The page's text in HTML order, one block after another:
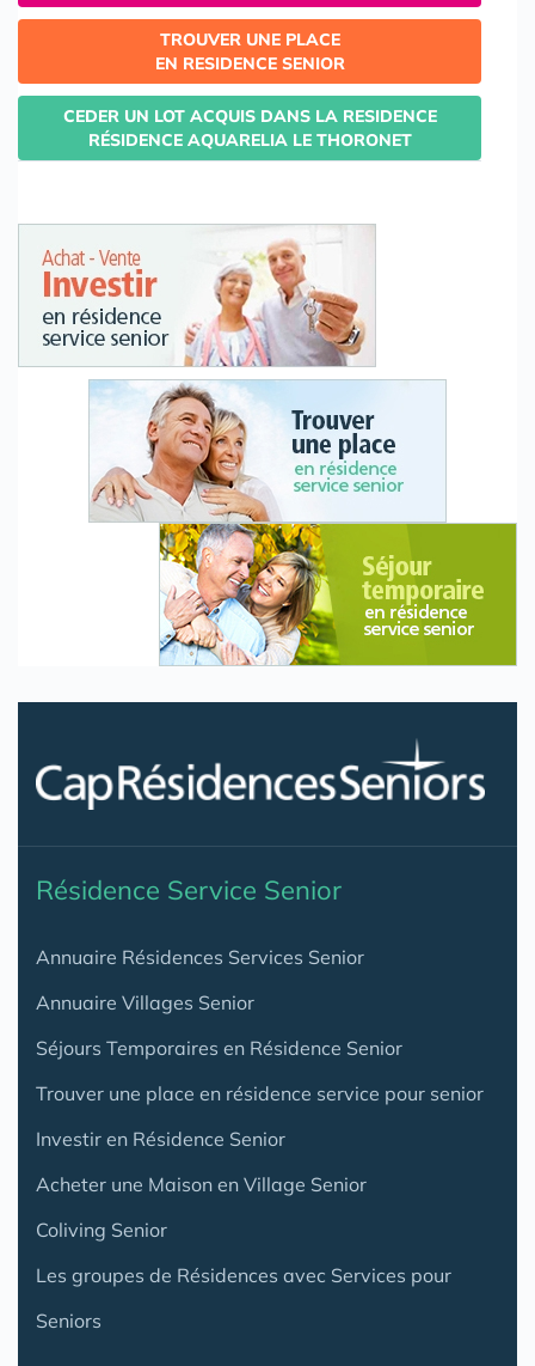
TROUVER UNE PLACE
EN RESIDENCE SENIOR
CEDER UN LOT ACQUIS DANS LA RESIDENCE
RÉSIDENCE AQUARELIA LE THORONET
Résidence Service Senior
Annuaire Résidences Services Senior
Annuaire Villages Senior
Séjours Temporaires en Résidence Senior
Trouver une place en résidence service pour senior
Investir en Résidence Senior
Acheter une Maison en Village Senior
Coliving Senior
Les groupes de Résidences avec Services pour
Seniors